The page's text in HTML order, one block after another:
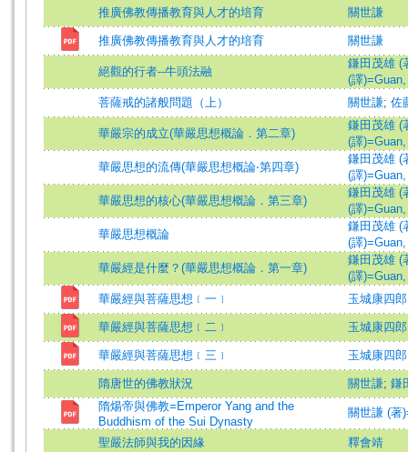
推廣佛教傳播教育與人才的培育 關世謙
推廣佛教傳播教育與人才的培育 關世謙
絕觀的行者--牛頭法融
鎌田茂雄 (
(譯
菩薩戒的諸般問題（上）
關世謙; 佐
華嚴宗的成立(華嚴思想概論．第二章)
鎌田茂雄 (
(譯
華嚴思想的流傳(華嚴思想概論‧第四章)
鎌田茂雄 (
(譯
華嚴思想的核心(華嚴思想概論．第三章)
鎌田茂雄 (
(譯
華嚴思想概論
鎌田茂雄 (
(譯
華嚴經是什麼？(華嚴思想概論．第一章)
鎌田茂雄 (
(譯
華嚴經與菩薩思想﹝一﹞
玉城康四
華嚴經與菩薩思想﹝二﹞ 玉城康四
華嚴經與菩薩思想﹝三﹞ 玉城康四
隋唐世的佛教狀況 關世謙; 鎌
隋煬帝與佛教=Emperor Yang and the
Buddhism of the Sui Dynasty
關世謙 (著
聖嚴法師與我的因緣 釋會靖